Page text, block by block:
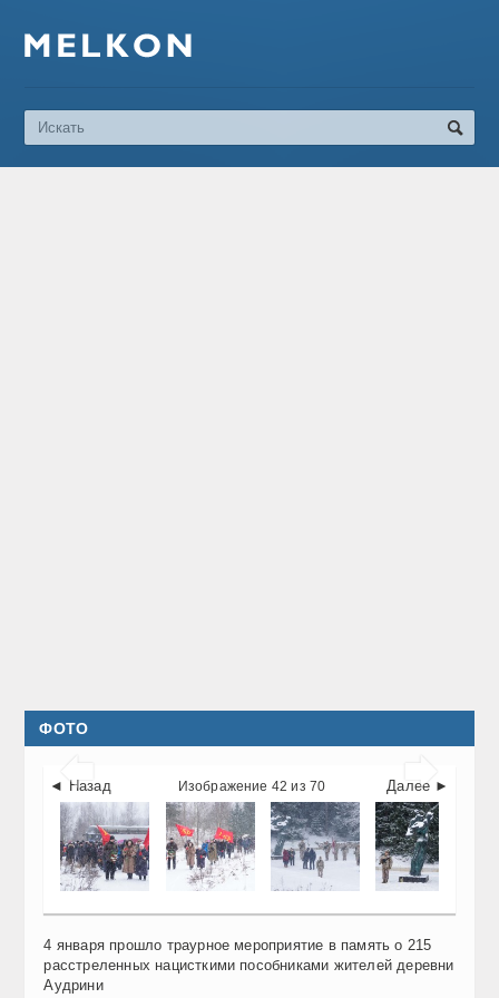
ФОТО
 
◄ Назад Далее ►
Изображение 42 из 70
4 января прошло траурное мероприятие в память о 215
расстреленных нацисткими пособниками жителей деревни
Аудрини